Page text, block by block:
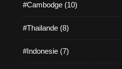
#Cambodge (10)
#Thailande (8)
#Indonesie (7)